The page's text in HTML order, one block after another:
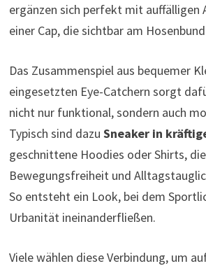
ergänzen sich perfekt mit auffälligen
einer Cap, die sichtbar am
Das Zusammenspiel aus bequemer
eingesetzten Eye-Catchern sorgt
nicht nur funktional, sondern auch
Typisch sind dazu Sneaker in
geschnittene Hoodies oder Shirts, die
Bewegungsfreiheit und
So entsteht ein Look, bei dem
Urbanität ineinanderfließen.
Viele wählen diese Verbindung, um